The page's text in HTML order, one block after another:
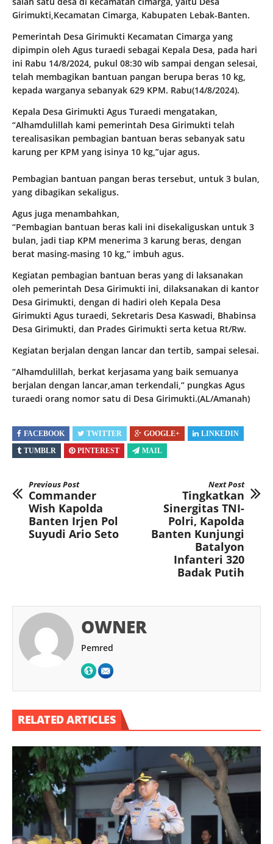
Girimukti,Kecamatan Cimarga, Kabupaten Lebak-Banten.
Pemerintah Desa Girimukti Kecamatan Cimarga yang
dipimpin oleh Agus turaedi sebagai Kepala Desa, pada hari
ini Rabu 14/8/2024, pukul 08:30 wib sampai dengan selesai,
telah membagikan bantuan pangan berupa beras 10 kg,
kepada warganya sebanyak 629 KPM. Rabu(14/8/2024).
Kepala Desa Girimukti Agus Turaedi mengatakan,
“Alhamdulillah kami pemerintah Desa Girimukti telah
terealisasikan pembagian bantuan beras sebanyak satu
karung per KPM yang isinya 10 kg,”ujar agus.
Pembagian bantuan pangan beras tersebut, untuk 3 bulan,
yang dibagikan sekaligus.
Agus juga menambahkan,
“Pembagian bantuan beras kali ini disekaliguskan untuk 3
bulan, jadi tiap KPM menerima 3 karung beras, dengan
berat masing-masing 10 kg,” imbuh agus.
Kegiatan pembagian bantuan beras yang di laksanakan
oleh pemerintah Desa Girimukti ini, dilaksanakan di kantor
Desa Girimukti, dengan di hadiri oleh Kepala Desa
Girimukti Agus turaedi, Sekretaris Desa Kaswadi, Bhabinsa
Desa Girimukti, dan Prades Girimukti serta ketua Rt/Rw.
Kegiatan berjalan dengan lancar dan tertib, sampai selesai.
“Alhamdulillah, berkat kerjasama yang baik semuanya
berjalan dengan lancar,aman terkendali,” pungkas Agus
turaedi orang nomor satu di Desa Girimukti.(AL/Amanah)
FACEBOOK TWITTER GOOGLE+
LINKEDIN
TUMBLR
PINTEREST MAIL
Previous Post
Commander
Wish Kapolda
Banten Irjen Pol
Suyudi Ario Seto
Next Post
Tingkatkan
Sinergitas TNI-
Polri, Kapolda
Banten Kunjungi
Batalyon
Infanteri 320
Badak Putih
OWNER
Pemred
RELATED ARTICLES